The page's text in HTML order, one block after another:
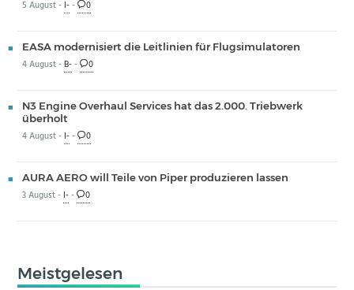
5 August - I-- 0
EASA modernisiert die Leitlinien für Flugsimulatoren
4 August -B-- 0
N3 Engine Overhaul Services hat das 2.000. Triebwerk
überholt
4 August - I-- 0
AURA AERO will Teile von Piper produzieren lassen
3 August - I-- 0
Meistgelesen